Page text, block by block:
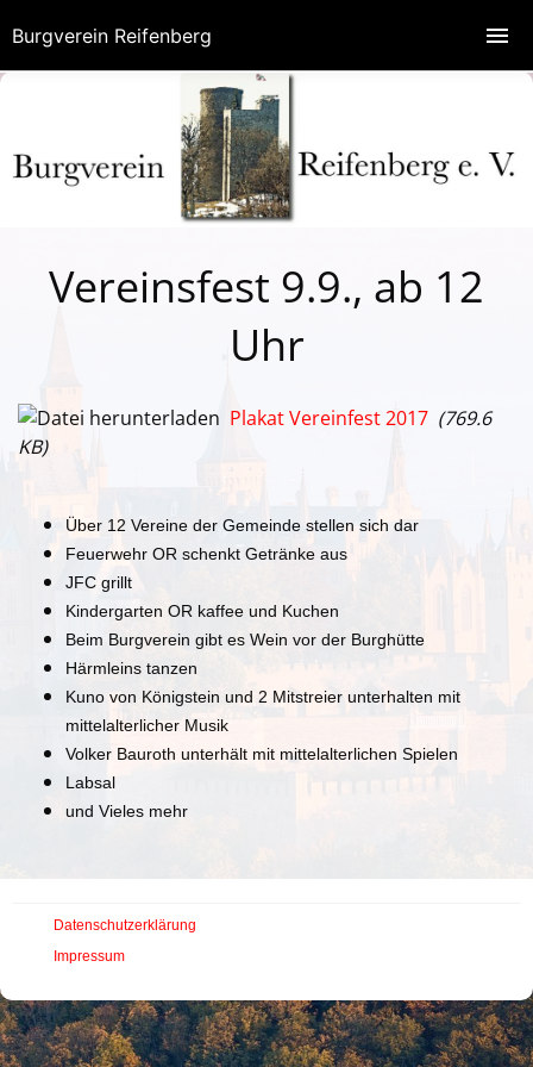
Vereinsfest 9.9., ab 12
Uhr
Plakat Vereinfest 2017 (769.6
KB)
Über 12 Vereine der Gemeinde stellen sich dar
Feuerwehr OR schenkt Getränke aus
JFC grillt
Kindergarten OR kaffee und Kuchen
Beim Burgverein gibt es Wein vor der Burghütte
Härmleins tanzen
Kuno von Königstein und 2 Mitstreier unterhalten mit
mittelalterlicher Musik
Volker Bauroth unterhält mit mittelalterlichen Spielen
Labsal
und Vieles mehr
Datenschutzerklärung
Impressum
Burgverein Reifenberg